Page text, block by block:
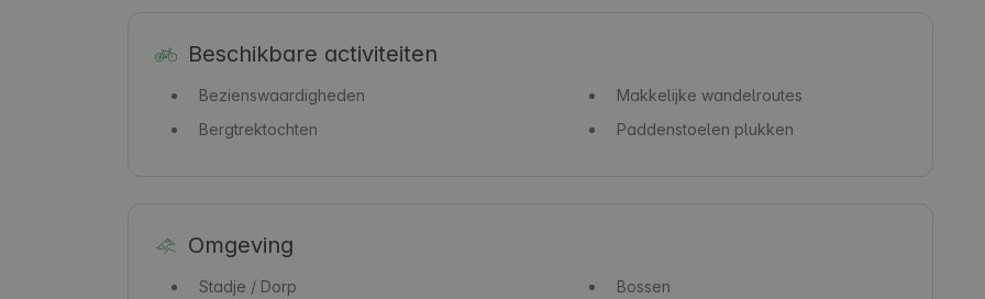
Beschikbare activiteiten
Bezienswaardigheden
Makkelijke wandelroutes
Bergtrektochten
Paddenstoelen plukken
Omgeving
Stadje / Dorp
Bossen